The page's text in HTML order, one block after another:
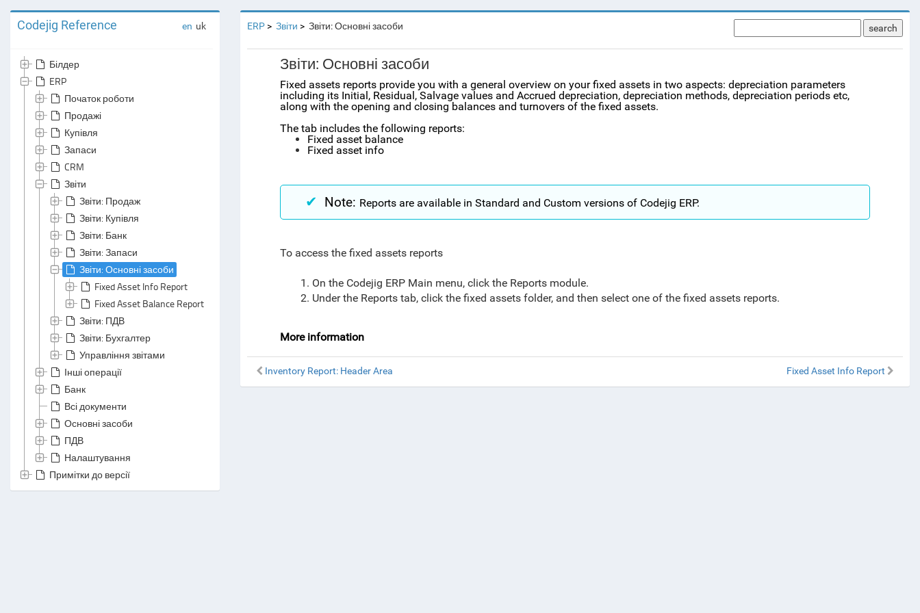
Codejig Reference en uk
Білдер
ERP
Початок роботи
Продажі
Купівля
Запаси
CRM
Звіти
Звіти: Продаж
Звіти: Купівля
Звіти: Банк
Звіти: Запаси
Звіти: Основні засоби
Fixed Asset Info Report
Fixed Asset Balance Report
Звіти: ПДВ
Звіти: Бухгалтер
Управління звітами
Інші операції
Банк
Всі документи
Основні засоби
ПДВ
Налаштування
Примітки до версії
ERP Звіти Звіти: Основні засоби search
Звіти: Основні засоби
Fixed assets reports provide you with a general overview on your fixed assets in two aspects: depreciation parameters
including its Initial, Residual, Salvage values and Accrued depreciation, depreciation methods, depreciation periods etc,
along with the opening and closing balances and turnovers of the fixed assets.
The tab includes the following reports:
Fixed asset balance
Fixed asset info
Note: Reports are available in Standard and Custom versions of Codejig ERP.
To access the fixed assets reports
1. On the Codejig ERP Main menu, click the Reports module.
2. Under the Reports tab, click the fixed assets folder, and then select one of the fixed assets reports.
More information
Inventory Report: Header Area Fixed Asset Info Report